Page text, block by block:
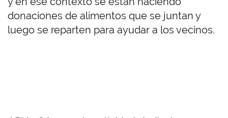
donaciones de alimentos que se juntan y
luego se reparten para ayudar a los vecinos.